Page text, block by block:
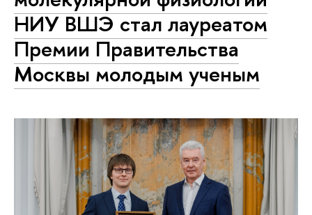
НИУ ВШЭ стал лауреатом
Премии Правительства
Москвы молодым ученым